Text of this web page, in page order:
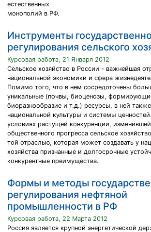
естественных
монополий в РФ.
Инструменты
регулирования сельского
Курсовая работа, 21 Января 2012
Сельское хозяйство в России - важнейшая
национальной экономики и сфера
Помимо того, что в нем сосредоточены
уникальные (почвы, биоценозы,
биоразнообразие и т.д.) ресурсы, в ней
национальной культуры и системы
условиях растущей конкуренции,
общественного прогресса сельское
той отраслью, которая может создавать у
хозяйства признанные и долгосрочные
конкурентные преимущества.
Формы и методы
регулирования нефтяной
промышленности в РФ
Курсовая работа, 22 Марта 2012
Россия является крупной энергетической